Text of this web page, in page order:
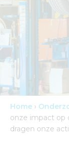
Home ›
onze impact op
dragen onze